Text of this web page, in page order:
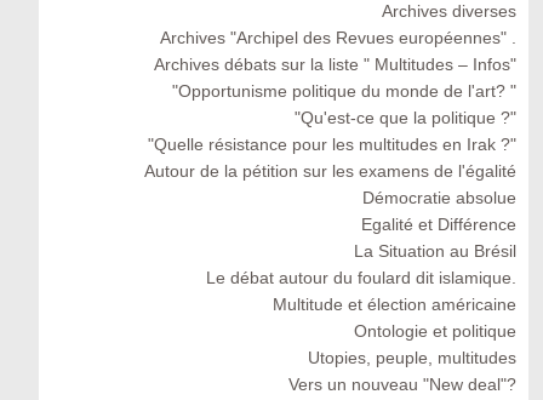
Archives diverses
Archives "Archipel des Revues européennes" .
Archives débats sur la liste " Multitudes – Infos"
"Opportunisme politique du monde de l'art? "
"Qu'est-ce que la politique ?"
"Quelle résistance pour les multitudes en Irak ?"
Autour de la pétition sur les examens de l'égalité
Démocratie absolue
Egalité et Différence
La Situation au Brésil
Le débat autour du foulard dit islamique.
Multitude et élection américaine
Ontologie et politique
Utopies, peuple, multitudes
Vers un nouveau "New deal"?